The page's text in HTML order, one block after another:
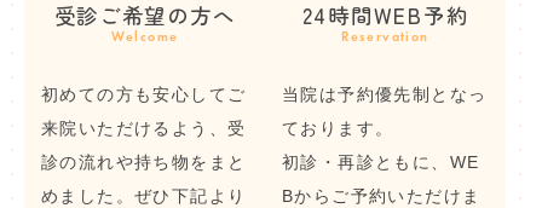
受診ご希望の方へ
Welcome
初めての方も安心してご
来院いただけるよう、受
診の流れや持ち物をまと
めました。ぜひ下記より
24時間WEB予約
Reservation
当院は予約優先制となっ
ております。
初診・再診ともに、WE
Bからご予約いただけま